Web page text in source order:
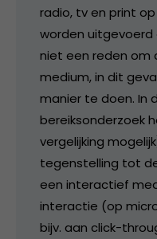
radio, tv en print
worden
niet een reden om
medium, in dit
manier te doen. In
bereiksonderzoek
vergelijking
tegenstelling tot
een interactief
interactie (op
bijv. aan click-